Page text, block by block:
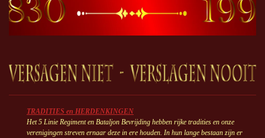
TRADITIES en HERDENKINGEN
Het 5 Linie Regiment en Bataljon Bevrijding hebben rijke tradities en onze
verenigingen streven ernaar deze in ere houden. In hun lange bestaan zijn er